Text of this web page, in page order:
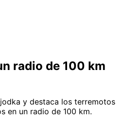
radio de 100 km
y destaca los terremotos
en un radio de 100 km.